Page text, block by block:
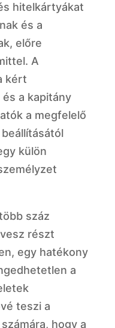
hitelkártyákat
és a
előre
A
kért
a kapitány
a megfelelő
külön
száz
részt
egy hatékony
a
teszi a
hogy a